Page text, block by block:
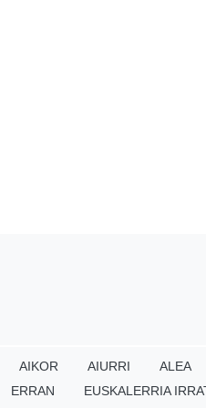
AIKOR AIURRI
ALEA
ERRAN EUSKALERRIA